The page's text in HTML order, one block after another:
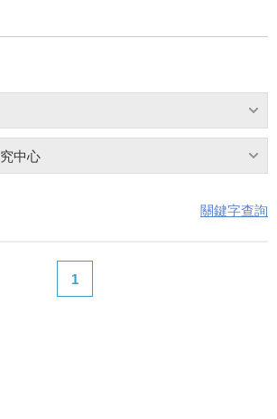
中心
關鍵字查詢
1